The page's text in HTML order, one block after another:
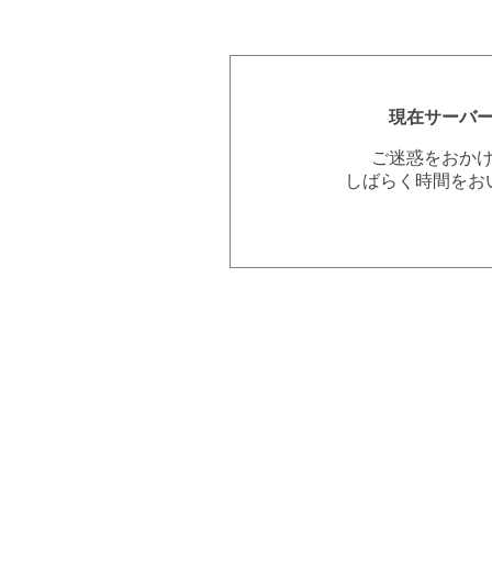
現在サーバ
ご迷惑をおか
しばらく時間を